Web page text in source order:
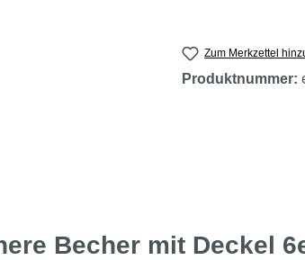
Zum Merkzettel
Produktnummer:
Becher mit Deckel